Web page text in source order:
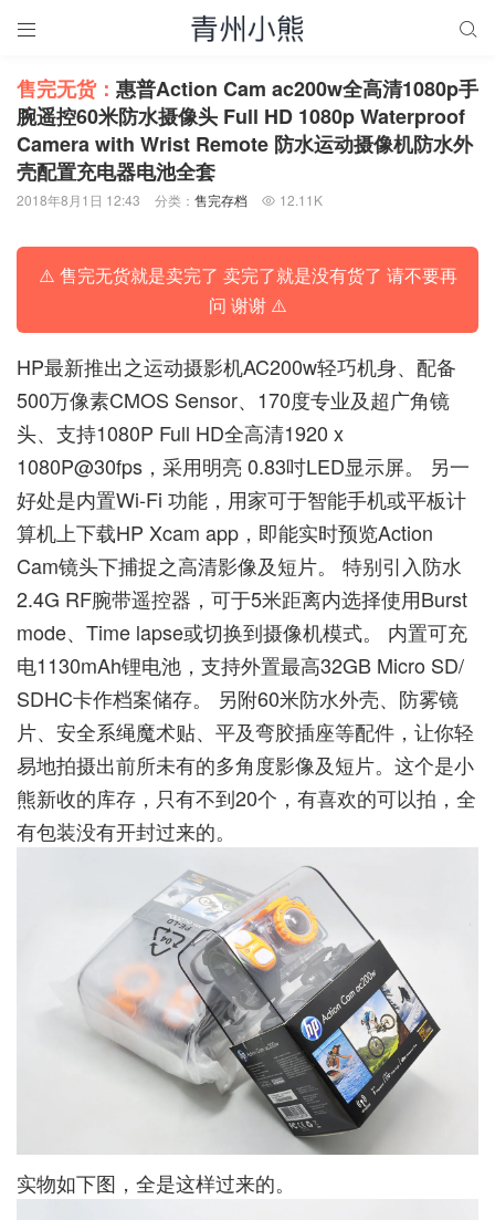
 
售完无货： 惠普Action Cam ac200w全高清1080p手
腕遥控60米防水摄像头 Full HD 1080p Waterproof
Camera with Wrist Remote 防水运动摄像机防水外
壳配置充电器电池全套
2018年8月1日 12:43 分类： 售完存档  12.11K
⚠️ 售完无货就是卖完了 卖完了就是没有货了 请不要再
问 谢谢 ⚠️
HP最新推出之运动摄影机AC200w轻巧机身、配备
500万像素CMOS Sensor、170度专业及超广角镜
头、支持1080P Full HD全高清1920 x
1080P@30fps，采用明亮 0.83吋LED显示屏。 另一
好处是内置Wi-Fi 功能，用家可于智能手机或平板计
算机上下载HP Xcam app，即能实时预览Action
Cam镜头下捕捉之高清影像及短片。 特别引入防水
2.4G RF腕带遥控器，可于5米距离内选择使用Burst
mode、Time lapse或切换到摄像机模式。 内置可充
电1130mAh锂电池，支持外置最高32GB Micro SD/
SDHC卡作档案储存。 另附60米防水外壳、防雾镜
片、安全系绳魔术贴、平及弯胶插座等配件，让你轻
易地拍摄出前所未有的多角度影像及短片。这个是小
熊新收的库存，只有不到20个，有喜欢的可以拍，全
有包装没有开封过来的。
实物如下图，全是这样过来的。